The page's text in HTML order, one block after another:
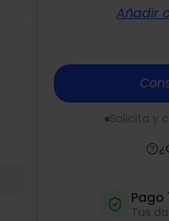
Añadir
Solicita y
Pago
Tus